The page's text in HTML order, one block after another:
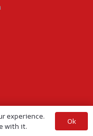
experience.
with it.
Ok